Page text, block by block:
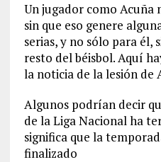
Un jugador como Acuña
sin que eso genere
serias, y no sólo para él,
resto del béisbol. Aquí
la noticia de la lesión de
Algunos podrían decir
de la Liga Nacional ha
significa que la
finalizado